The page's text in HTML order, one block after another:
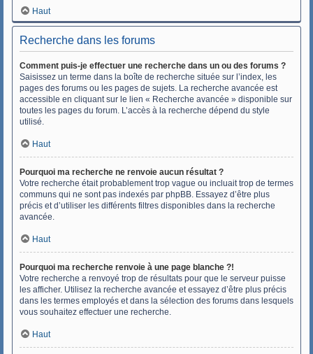
Haut
Recherche dans les forums
Comment puis-je effectuer une recherche dans un ou des forums ?
Saisissez un terme dans la boîte de recherche située sur l’index, les
pages des forums ou les pages de sujets. La recherche avancée est
accessible en cliquant sur le lien « Recherche avancée » disponible sur
toutes les pages du forum. L’accès à la recherche dépend du style
utilisé.
Haut
Pourquoi ma recherche ne renvoie aucun résultat ?
Votre recherche était probablement trop vague ou incluait trop de termes
communs qui ne sont pas indexés par phpBB. Essayez d’être plus
précis et d’utiliser les différents filtres disponibles dans la recherche
avancée.
Haut
Pourquoi ma recherche renvoie à une page blanche ?!
Votre recherche a renvoyé trop de résultats pour que le serveur puisse
les afficher. Utilisez la recherche avancée et essayez d’être plus précis
dans les termes employés et dans la sélection des forums dans lesquels
vous souhaitez effectuer une recherche.
Haut